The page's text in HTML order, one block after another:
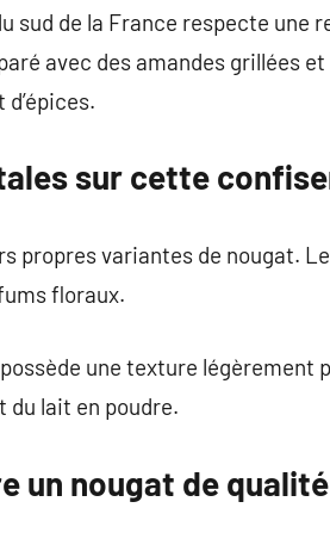
sud de la France respecte
avec des amandes grillées
sur cette
propres variantes de nougat.
floraux.
une texture légèrement
du lait en poudre.
un nougat de